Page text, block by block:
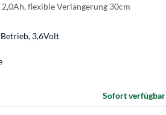
flexible Verlängerung 30cm
3,6Volt
Sofort verfügbar